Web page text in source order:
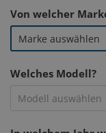
Von welcher
Welches Modell?